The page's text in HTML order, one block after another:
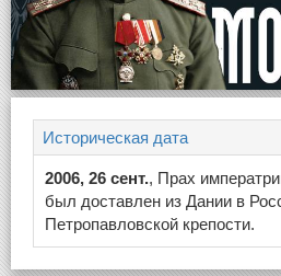
Историческая дата
2006, 26 сент., Прах
был доставлен из Дании в
Петропавловской крепости.